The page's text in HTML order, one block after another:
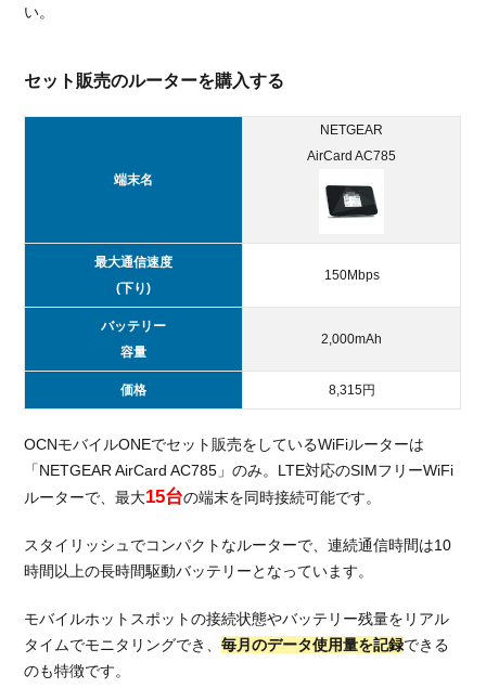
らに
ONE
ト
最低
利用
約違
約金
がな
い。
セット販売のルーターを購入する
端末名
NETGEAR
AirCard AC785
最大通信速度
(下り)
150Mbps
バッテリー
容量
2,000mAh
価格 8,315円
OCNモバイルONEでセット販売をしているWiFiルーターは
「NETGEAR AirCard AC785」のみ。LTE対応のSIMフリーWiFi
ルーターで、最大15台の端末を同時接続可能です。
スタイリッシュでコンパクトなルーターで、連続通信時間は10
時間以上の長時間駆動バッテリーとなっています。
モバイルホットスポットの接続状態やバッテリー残量をリアル
タイムでモニタリングでき、毎月のデータ使用量を記録できる
のも特徴です。